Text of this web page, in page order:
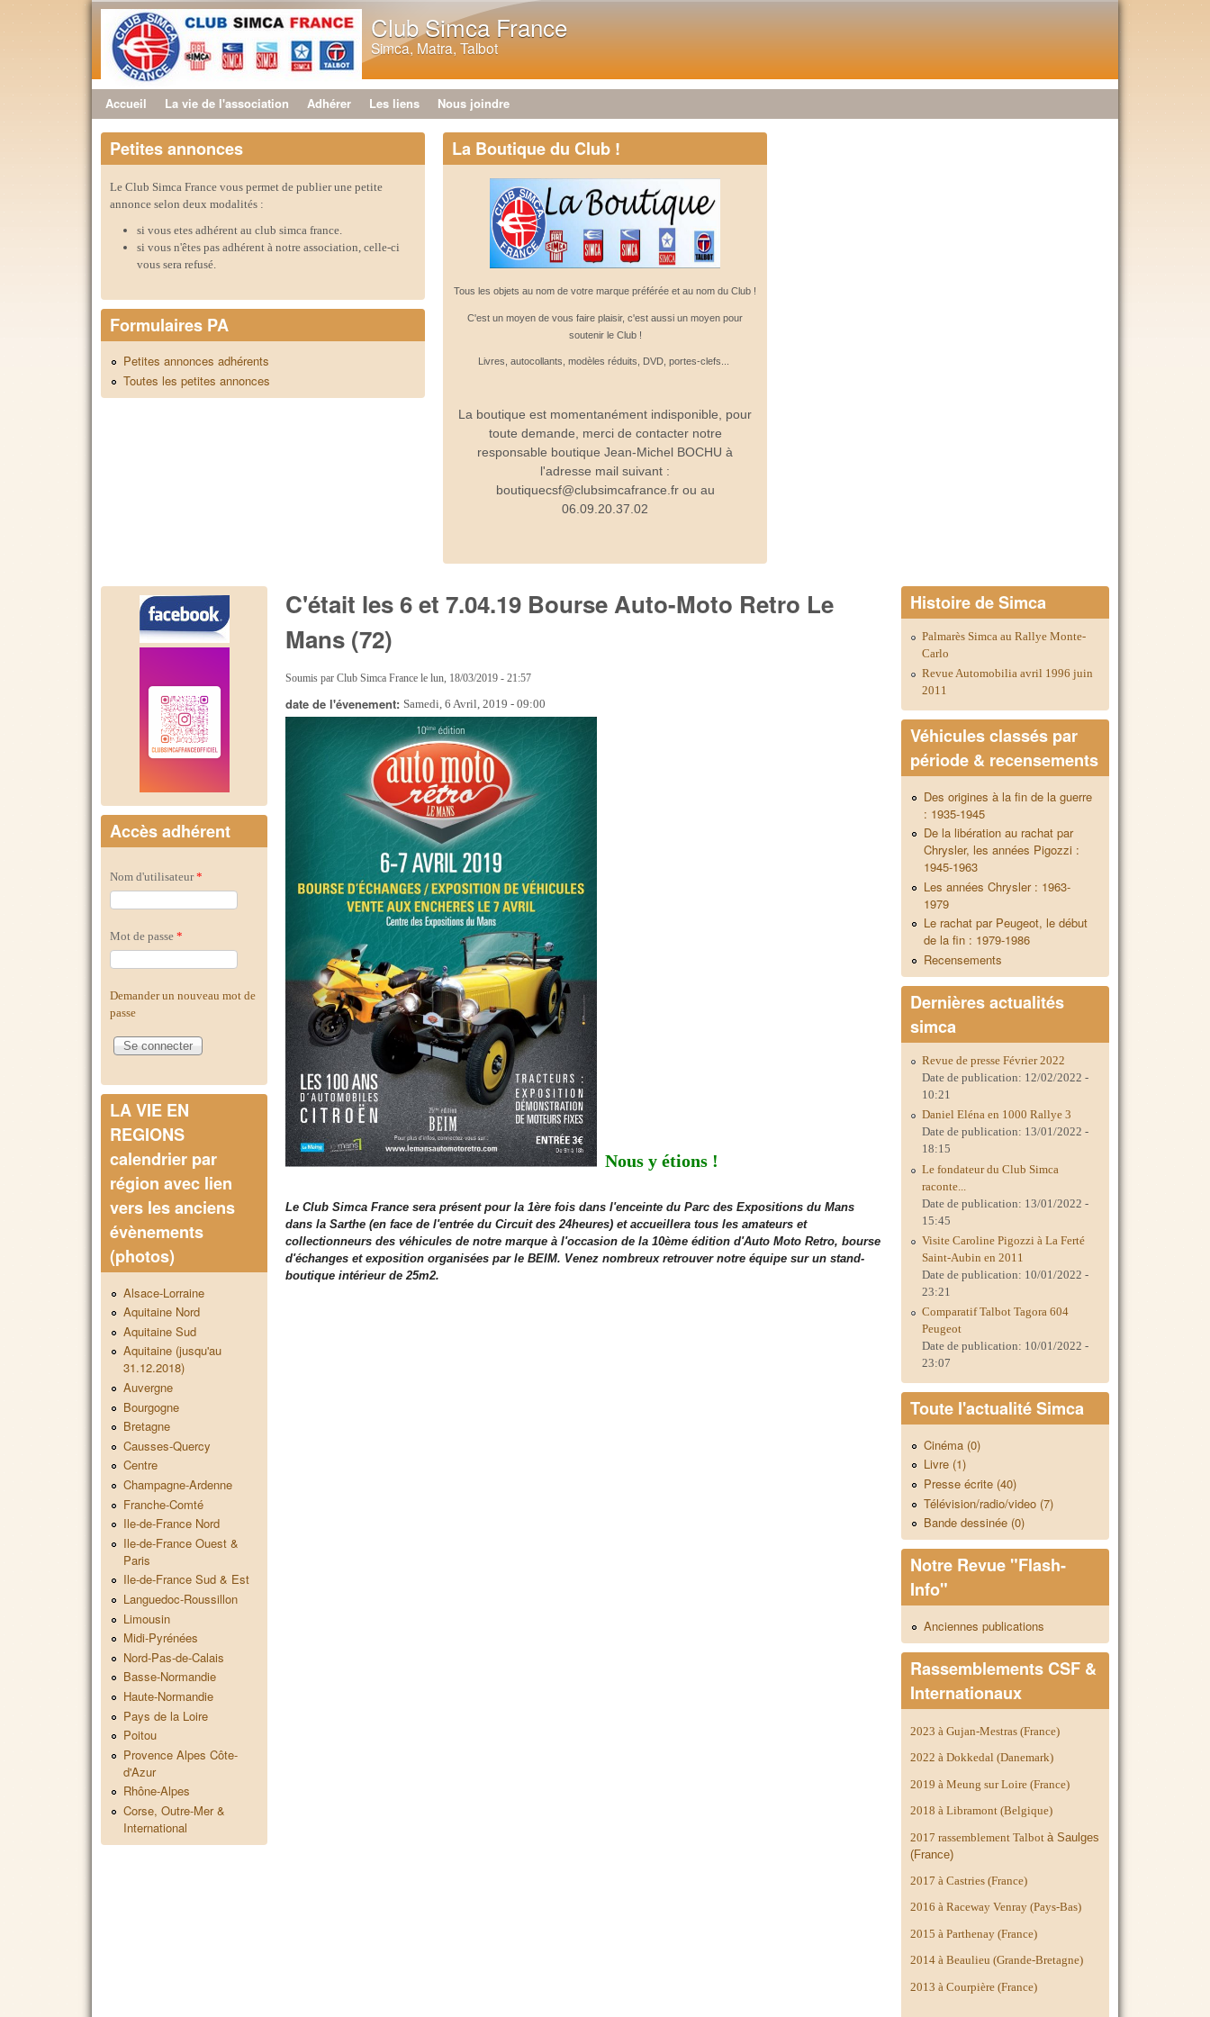
Club Simca France
Simca, Matra, Talbot
Menu principal
Accueil La vie de l'association Adhérer Les liens Nous joindre
Petites annonces
Le Club Simca France vous permet de publier une petite
annonce selon deux modalités :
si vous etes adhérent au club simca france.
si vous n'êtes pas adhérent à notre association, celle-ci
vous sera refusé.
Formulaires PA
Petites annonces adhérents
Toutes les petites annonces
La Boutique du Club !
Tous les objets au nom de votre marque préférée et au nom du Club !
C'est un moyen de vous faire plaisir, c'est aussi un moyen pour
soutenir le Club !
Livres, autocollants, modèles réduits, DVD, portes-clefs...
La boutique est momentanément indisponible, pour
toute demande, merci de contacter notre
responsable boutique Jean-Michel BOCHU à
l'adresse mail suivant :
boutiquecsf@clubsimcafrance.fr ou au
06.09.20.37.02
C'était les 6 et 7.04.19 Bourse Auto-Moto Retro Le
Mans (72)
Soumis parClub Simca France lelun, 18/03/2019 - 21:57
date de l'évenement: Samedi, 6 Avril, 2019 - 09:00
Nous y étions !
Le Club Simca France sera présent pour la 1ère fois dans l'enceinte du Parc des Expositions du Mans
dans la Sarthe (en face de l'entrée du Circuit des 24heures) et accueillera tous les amateurs et
collectionneurs des véhicules de notre marque à l'occasion de la 10ème édition d'Auto Moto Retro, bourse
d'échanges et exposition organisées par le BEIM. Venez nombreux retrouver notre équipe sur un stand-
boutique intérieur de 25m2.
Accès adhérent
Nom d'utilisateur*
Mot de passe *
Demander un nouveau mot de
passe
LA VIE EN
REGIONS
calendrier par
région avec lien
vers les anciens
évènements
(photos)
Alsace-Lorraine
Aquitaine Nord
Aquitaine Sud
Aquitaine (jusqu'au
31.12.2018)
Auvergne
Bourgogne
Bretagne
Causses-Quercy
Centre
Champagne-Ardenne
Franche-Comté
Ile-de-France Nord
Ile-de-France Ouest &
Paris
Ile-de-France Sud & Est
Languedoc-Roussillon
Limousin
Midi-Pyrénées
Nord-Pas-de-Calais
Basse-Normandie
Haute-Normandie
Pays de la Loire
Poitou
Provence Alpes Côte-
d'Azur
Rhône-Alpes
Corse, Outre-Mer &
International
Histoire de Simca
Palmarès Simca au Rallye Monte-
Carlo
Revue Automobilia avril 1996 juin
2011
Véhicules classés par
période & recensements
Des origines à la fin de la guerre
: 1935-1945
De la libération au rachat par
Chrysler, les années Pigozzi :
1945-1963
Les années Chrysler : 1963-
1979
Le rachat par Peugeot, le début
de la fin : 1979-1986
Recensements
Dernières actualités
simca
Revue de presse Février 2022
Date de publication: 12/02/2022 -
10:21
Daniel Eléna en 1000 Rallye 3
Date de publication: 13/01/2022 -
18:15
Le fondateur du Club Simca
raconte...
Date de publication: 13/01/2022 -
15:45
Visite Caroline Pigozzi à La Ferté
Saint-Aubin en 2011
Date de publication: 10/01/2022 -
23:21
Comparatif Talbot Tagora 604
Peugeot
Date de publication: 10/01/2022 -
23:07
Toute l'actualité Simca
Cinéma (0)
Livre (1)
Presse écrite (40)
Télévision/radio/video (7)
Bande dessinée (0)
Notre Revue "Flash-
Info"
Anciennes publications
Rassemblements CSF &
Internationaux
2023 à Gujan-Mestras (France)
2022 à Dokkedal (Danemark)
2019 à Meung sur Loire (France)
2018 à Libramont (Belgique)
2017 rassemblement Talbotà Saulges
(France)
2017 à Castries (France)
2016 à Raceway Venray (Pays-Bas)
2015 à Parthenay (France)
2014 àBeaulieu (Grande-Bretagne)
2013 à Courpière (France)